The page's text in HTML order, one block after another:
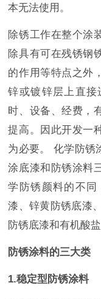
本无法使用。
除锈工作在整个涂
除具有可在残锈钢
的作用等特点之外
锌或镀锌层上直接
时、设备、经费，
提高。因此开发一
为必要。 化学防锈
涂底漆和防锈涂料
学防锈颜料的不
漆、锌黄防锈底漆
防锈底漆和有机酸盐
防锈涂料的三大类
1.稳定型防锈涂料